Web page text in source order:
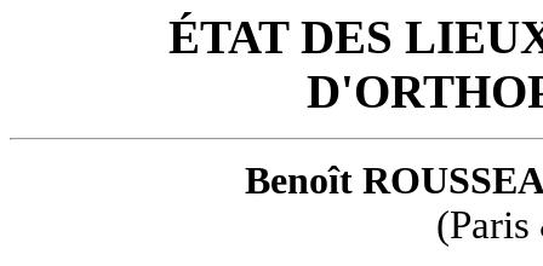
ÉTAT DES
Benoît